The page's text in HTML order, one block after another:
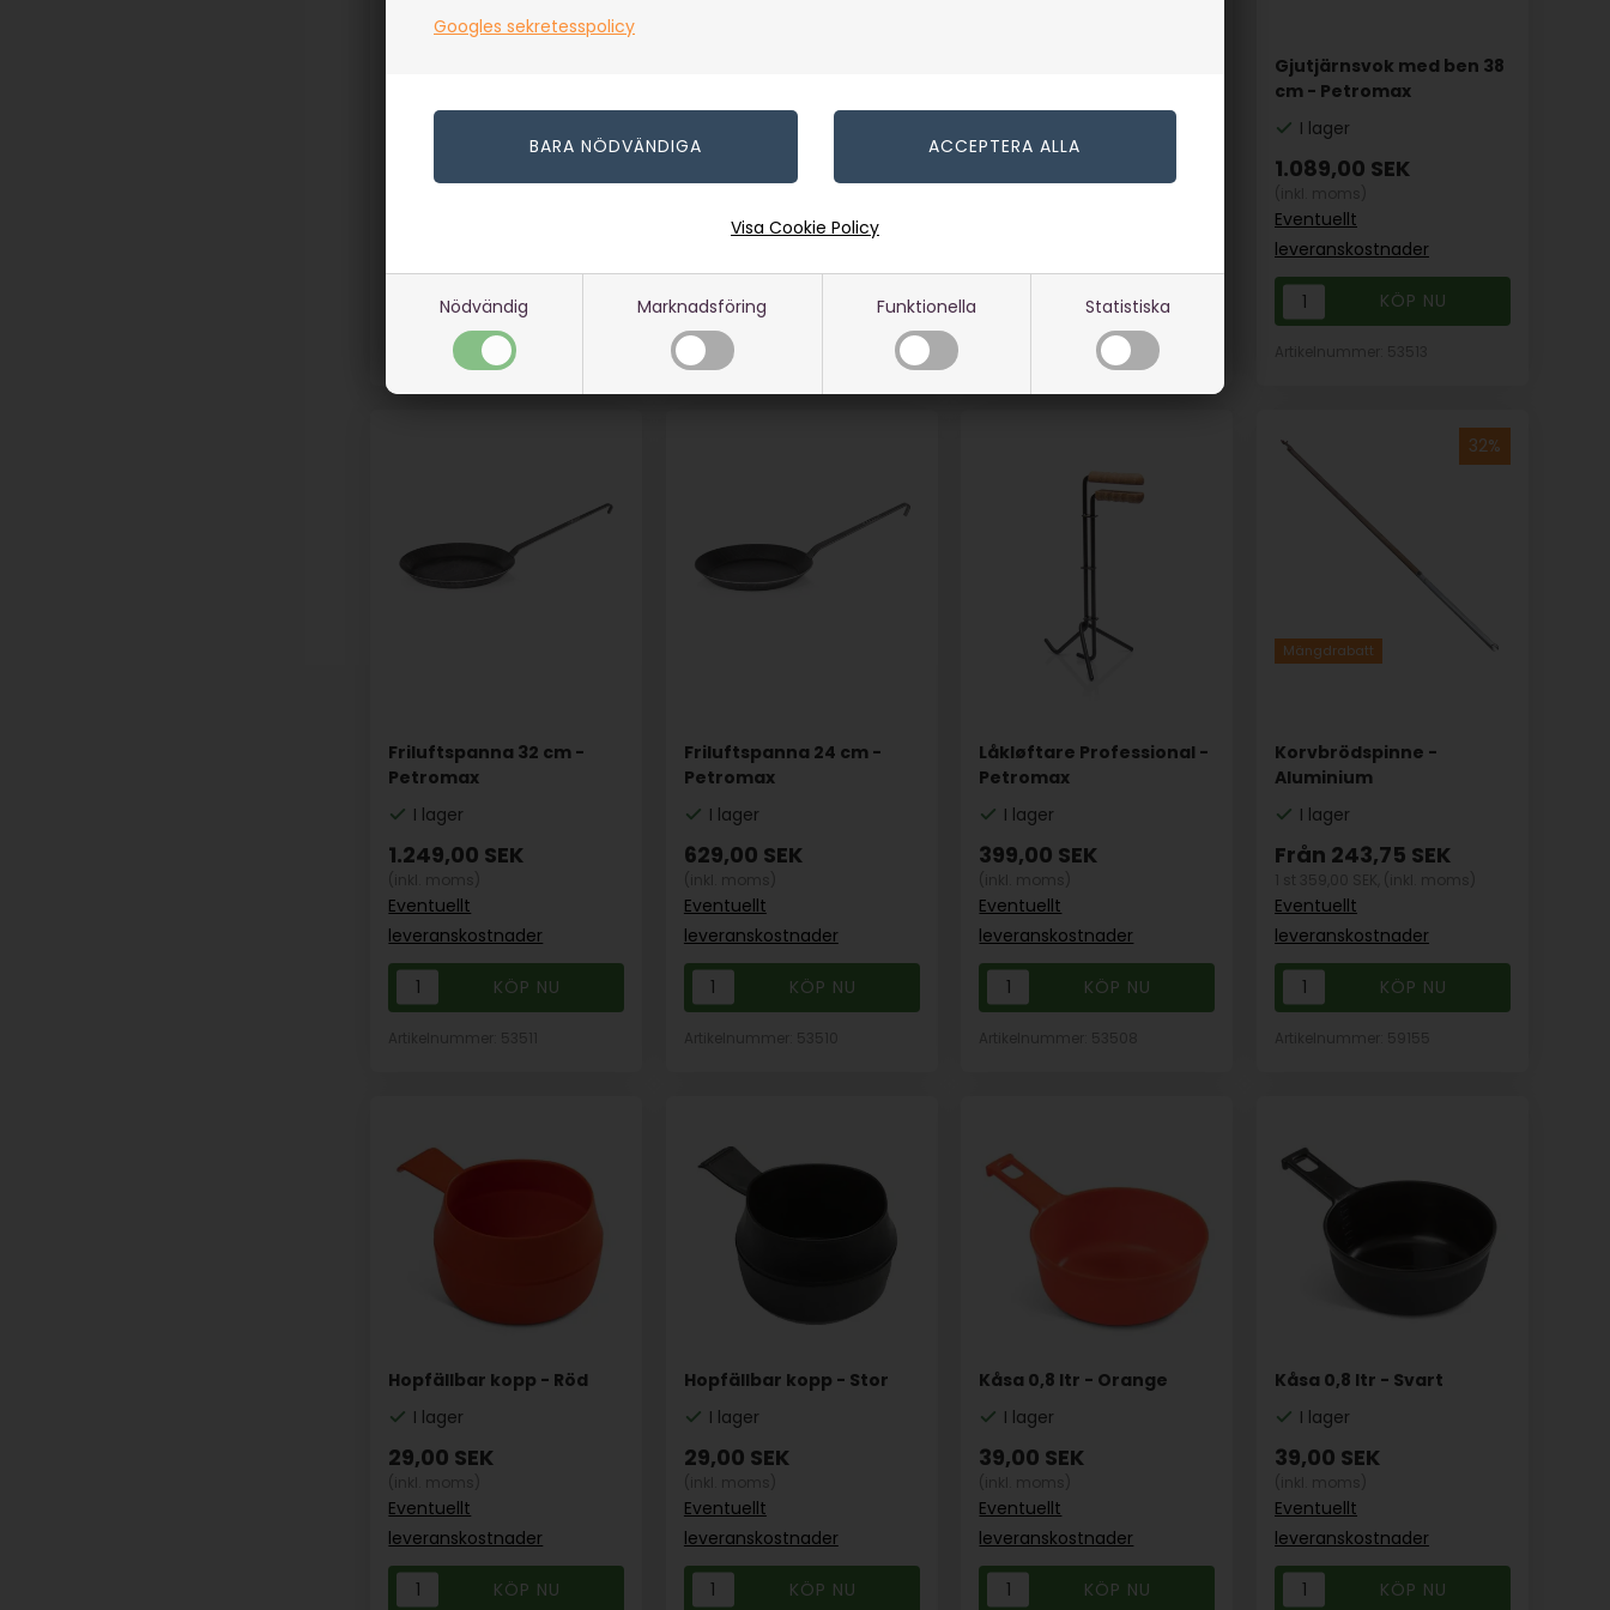
Googles sekretesspolicy
Nödvändig Marknadsföring Funktionella Statistiska
Visa Cookie Policy
Artikelnummer: 53542
Eventuellt
Artikelnummer: 53541 Artikelnummer: 53540
Gjutjärnsvok med ben 38
cm - Petromax
I lager
1.089,00 SEK
Eventuellt
leveranskostnader
Friluftspanna 32 cm -
Petromax
I lager
1.249,00 SEK
Eventuellt
leveranskostnader
Friluftspanna 24 cm -
Petromax
I lager
629,00 SEK
Eventuellt
leveranskostnader
Låkløftare Professional -
Petromax
I lager
399,00 SEK
Eventuellt
leveranskostnader
Mängdrabatt
Korvbrödspinne -
Aluminium
I lager
Från 243,75 SEK
Eventuellt
leveranskostnader
Hopfällbar kopp - Röd
I lager
29,00 SEK
Eventuellt
leveranskostnader
Hopfällbar kopp - Stor
I lager
29,00 SEK
Eventuellt
leveranskostnader
Kåsa 0,8 ltr - Orange
I lager
39,00 SEK
Eventuellt
leveranskostnader
Kåsa 0,8 ltr - Svart
I lager
39,00 SEK
Eventuellt
leveranskostnader